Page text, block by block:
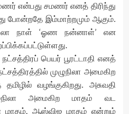
என்பது சமணர் எனத் திரிந்து
போன்றதே இம்மாற்றமும் ஆகும்.
நாள் ‘ஓண நன்னாள்’ என
பெயர் பூரட்டாதி எனத்
முழுநிலா அமைகிற
வழங்குகிறது. அசுவதி
அமைகிற மாதம் வட
மாதம், ஆஸ்விஜ மாதம் என்றும்